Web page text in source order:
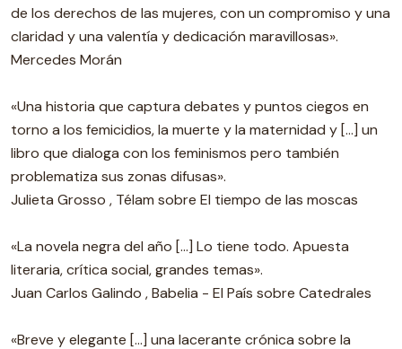
de los derechos de las mujeres, con un compromiso y una
claridad y una valentía y dedicación maravillosas».
Mercedes Morán
«Una historia que captura debates y puntos ciegos en
torno a los femicidios, la muerte y la maternidad y […] un
libro que dialoga con los feminismos pero también
problematiza sus zonas difusas».
Julieta Grosso , Télam sobre El tiempo de las moscas
«La novela negra del año [...] Lo tiene todo. Apuesta
literaria, crítica social, grandes temas».
Juan Carlos Galindo , Babelia - El País sobre Catedrales
«Breve y elegante [...] una lacerante crónica sobre la